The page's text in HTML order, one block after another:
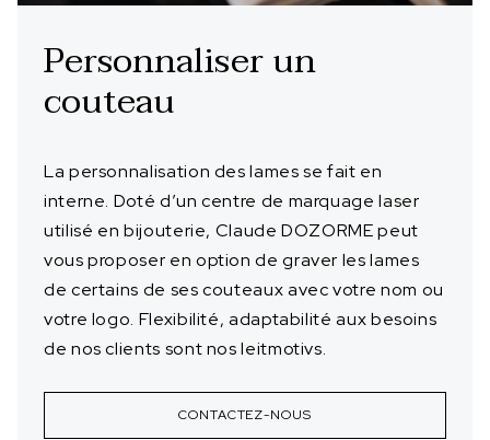
Personnaliser un
couteau
La personnalisation des lames se fait en
interne. Doté d’un centre de marquage laser
utilisé en bijouterie, Claude DOZORME peut
vous proposer en option de graver les lames
de certains de ses couteaux avec votre nom ou
votre logo. Flexibilité, adaptabilité aux besoins
de nos clients sont nos leitmotivs.
CONTACTEZ-NOUS